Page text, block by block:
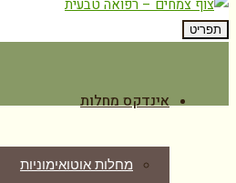
תפריט
אינדקס מחלות
מחלות אוטואימוניות